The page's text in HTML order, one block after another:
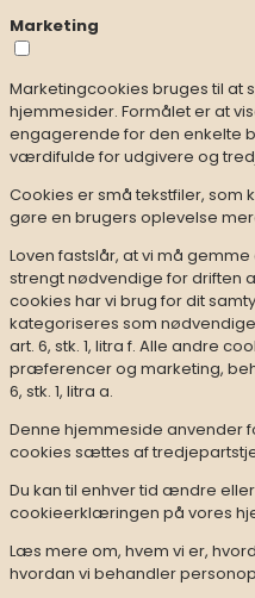
Marketing
Marketingcookies bruges til
hjemmesider. Formålet er at
engagerende for den enkelte
værdifulde for udgivere og
Cookies er små tekstfiler, som
gøre en brugers oplevelse
Loven fastslår, at vi må
strengt nødvendige for driften
cookies har vi brug for dit
kategoriseres som
art. 6, stk. 1, litra f. Alle andre
præferencer og marketing,
6, stk. 1, litra a.
Denne hjemmeside anvender
cookies sættes af
Du kan til enhver tid ændre
cookieerklæringen på vores
Læs mere om, hvem vi er,
hvordan vi behandler